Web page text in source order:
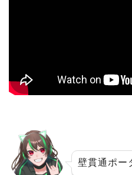
壁貫通ポー